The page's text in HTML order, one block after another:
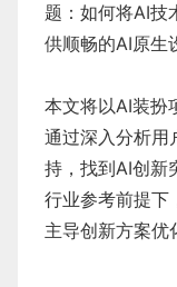
题：如何将AI技
供顺畅的AI原生
本文将以AI装扮
通过深入分析用
持，找到AI创新
行业参考前提下
主导创新方案优